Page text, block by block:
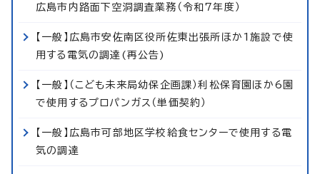
広島市内路面下空洞調査業務（令和7年度）
【一般】広島市安佐南区役所佐東出張所ほか1施設で使
用する電気の調達(再公告)
【一般】（こども未来局幼保企画課）利松保育園ほか6園
で使用するプロパンガス（単価契約）
【一般】広島市可部地区学校給食センターで使用する電
気の調達